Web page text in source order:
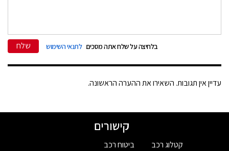
בלחיצה על שלח אתה מסכים לתנאי השימוש שלח
עדיין אין תגובות. השאירו את ההערה הראשונה.
קישורים
קטלוג רכב
ביטוח רכב